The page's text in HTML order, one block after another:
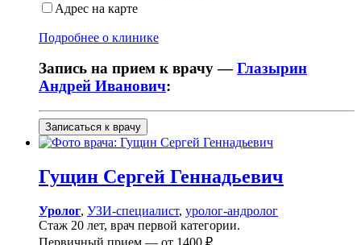
Адрес на карте
Подробнее о клинике
Запись на прием к врачу —Глазырин
Андрей Иванович:
Записаться к врачу
Гущин Сергей Геннадьевич
Уролог, УЗИ-специалист, уролог-андролог
Стаж 20 лет, врач первой категории.
Первичный прием — от 1400 ₽